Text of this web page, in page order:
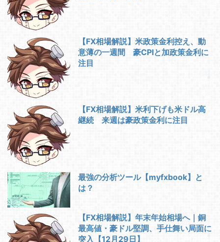
【FX相場解説】米政策金利控え、動
意薄の一週間 豪CPIと加政策金利に
注目
【FX相場解説】米利下げも米ドル高
継続 来週は豪政策金利に注目
最強の分析ツール【myfxbook】と
は？
【FX相場解説】年末年始相場へ｜銅
最高値・豪ドル堅調、手仕舞い局面に
突入【12月29日】